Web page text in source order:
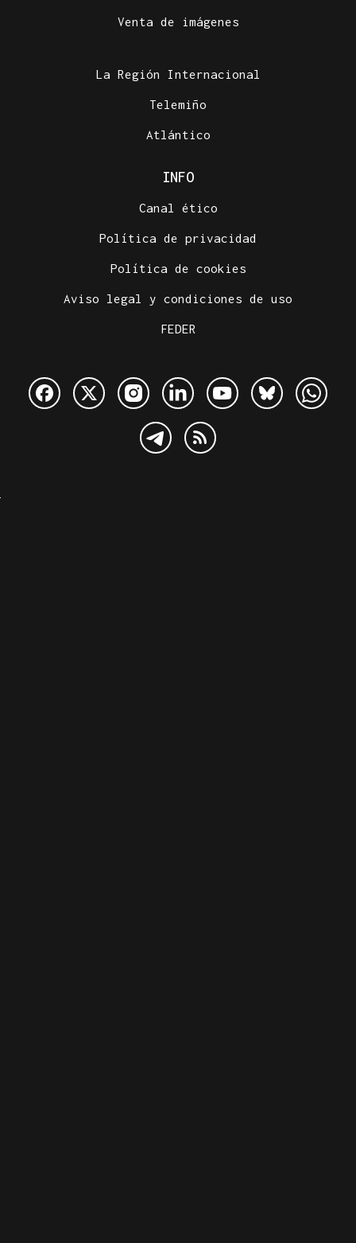
Venta de imágenes
La Región Internacional
Telemiño
Atlántico
INFO
Canal ético
Política de privacidad
Política de cookies
Aviso legal y condiciones de uso
FEDER